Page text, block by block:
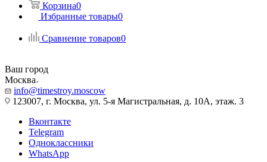
Корзина0
Избранные товары0
Сравнение товаров0
Ваш город
Москва
info@timestroy.moscow
123007, г. Москва, ул. 5-я Магистральная, д. 10А, этаж. 3
Вконтакте
Telegram
Одноклассники
WhatsApp